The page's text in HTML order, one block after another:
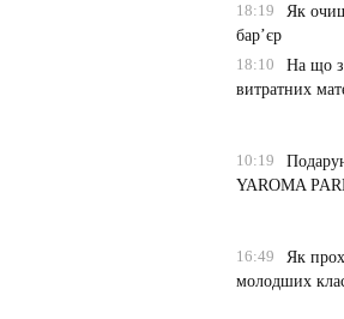
18:19
Як
бар’єр
18:10
На що
витратних
10:19
YAROMA
16:49
Як
молодших